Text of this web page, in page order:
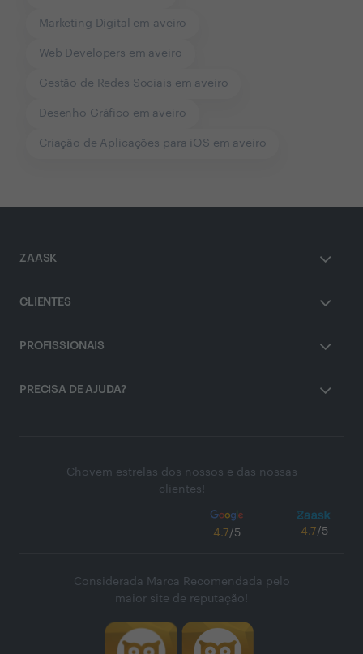
Marketing Digital em aveiro
Web Developers em aveiro
Gestão de Redes Sociais em aveiro
Desenho Gráfico em aveiro
Criação de Aplicações para iOS em aveiro
ZAASK
CLIENTES
PROFISSIONAIS
PRECISA DE AJUDA?
Chovem estrelas dos nossos e das nossas
clientes!
4.7/5 4.7/5
Considerada Marca Recomendada pelo
maior site de reputação!